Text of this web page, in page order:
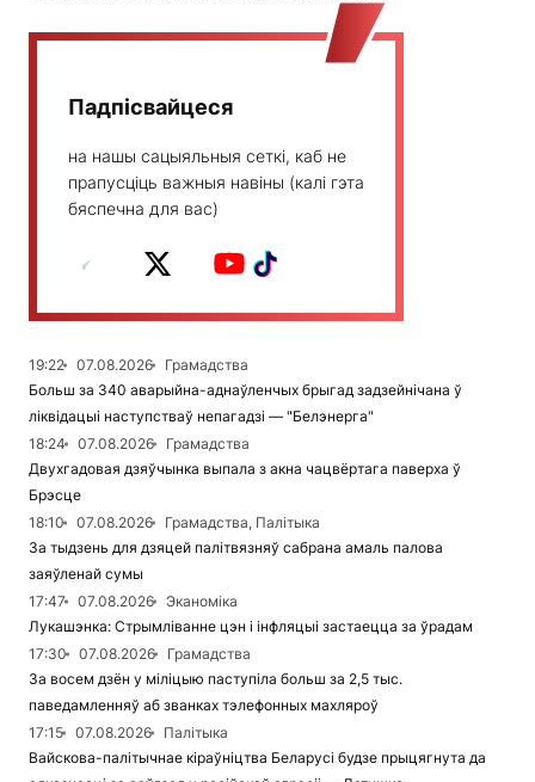
Падпісвайцеся
на нашы сацыяльныя сеткі, каб не
прапусціць важныя навіны (калі гэта
бяспечна для вас)
19:22 07.08.2026
Грамадства
Больш за 340 аварыйна-аднаўленчых брыгад задзейнічана ў
ліквідацыі наступстваў непагадзі — "Белэнерга"
18:24
07.08.2026
Грамадства
Двухгадовая дзяўчынка выпала з акна чацвёртага паверха ў
Брэсце
18:10
07.08.2026
Грамадства, Палітыка
За тыдзень для дзяцей палітвязняў сабрана амаль палова
заяўленай сумы
17:47
07.08.2026
Эканоміка
Лукашэнка: Стрымліванне цэн і інфляцыі застаецца за ўрадам
17:30
07.08.2026
Грамадства
За восем дзён у міліцыю паступіла больш за 2,5 тыс.
паведамленняў аб званках тэлефонных махляроў
17:15
07.08.2026
Палітыка
Вайскова-палітычнае кіраўніцтва Беларусі будзе прыцягнута да